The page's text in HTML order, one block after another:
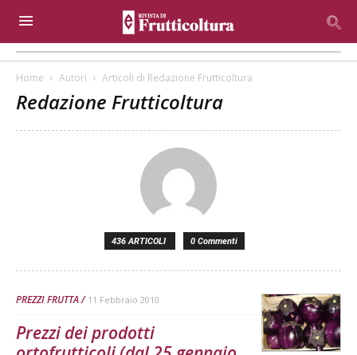
Home Autori Articoli di Redazione Frutticoltura
Redazione Frutticoltura
436 ARTICOLI 0 Commenti
PREZZI FRUTTA 11 Febbraio 2010
Prezzi dei prodotti